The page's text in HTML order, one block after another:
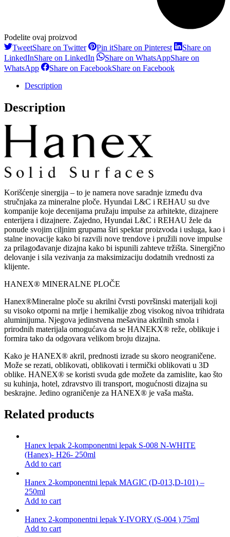
Podelite ovaj proizvod
TweetShare on Twitter Pin itShare on Pinterest
Share on
LinkedInShare on LinkedIn Share on WhatsAppShare on
WhatsApp
Share on FacebookShare on Facebook
Description
Description
Korišćenje sinergija – to je namera nove saradnje između dva
stručnjaka za mineralne ploče. Hyundai L&C i REHAU su dve
kompanije koje decenijama pružaju impulse za arhitekte, dizajnere
enterijera i dizajnere. Zajedno, Hyundai L&C i REHAU žele da
ponude svojim ciljnim grupama širi spektar proizvoda i usluga, kao i
stalne inovacije kako bi razvili nove trendove i pružili nove impulse
za prilagođavanje dizajna kako bi ispunili zahteve tržišta. Sinergično
delovanje i sila vezivanja za maksimizaciju dodatnih vrednosti za
klijente.
HANEX® MINERALNE PLOČE
Hanex®Mineralne ploče su akrilni čvrsti površinski materijali koji
su visoko otporni na mrlje i hemikalije zbog visokog nivoa trihidrata
aluminijuma. Njegova jedinstvena mešavina akrilnih smola i
prirodnih materijala omogućava da se HANEKX® reže, oblikuje i
formira tako da odgovara velikom broju dizajna.
Kako je HANEX® akril, prednosti izrade su skoro neograničene.
Može se rezati, oblikovati, oblikovati i termički oblikovati u 3D
oblike. HANEX® se koristi svuda gde možete da zamislite, kao što
su kuhinja, hotel, zdravstvo ili transport, mogućnosti dizajna su
beskrajne. Jedino ograničenje za HANEX® je vaša mašta.
Related products
Hanex lepak 2-komponentni lepak S-008 N-WHITE
(Hanex)- H26- 250ml
Add to cart
Hanex 2-komponentni lepak MAGIC (D-013,D-101) –
250ml
Add to cart
Hanex 2-komponentni lepak Y-IVORY (S-004 ) 75ml
Add to cart